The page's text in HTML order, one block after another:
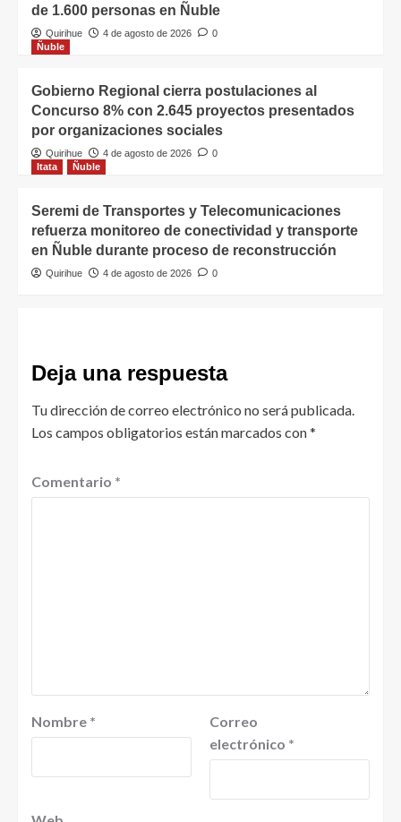
de 1.600 personas en Ñuble
Quirihue 4 de agosto de 2026
0
Ñuble
Gobierno Regional cierra postulaciones al
Concurso 8% con 2.645 proyectos presentados
por organizaciones sociales
Quirihue 4 de agosto de 2026
0
Itata
Ñuble
Seremi de Transportes y Telecomunicaciones
refuerza monitoreo de conectividad y transporte
en Ñuble durante proceso de reconstrucción
Quirihue 4 de agosto de 2026 0
Deja una respuesta
Tu dirección de correo electrónico no será publicada.
Los campos obligatorios están marcados con*
Comentario *
Nombre *
Correo
electrónico *